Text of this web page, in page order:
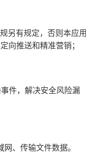
另有规定，否则本应用
向推送和精准营销；
件，解决安全风险漏
、传输文件数据。